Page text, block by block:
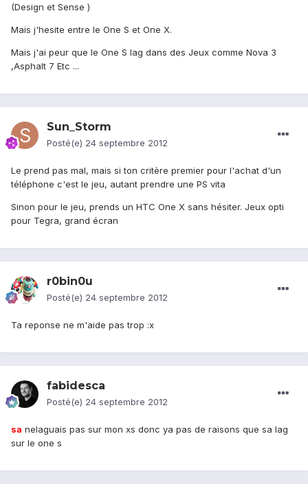
(Design et Sense )
Mais j'hesite entre le One S et One X.
Mais j'ai peur que le One S lag dans des Jeux comme Nova 3
,Asphalt 7 Etc ...
Sun_Storm
Posté(e) 24 septembre 2012
Le prend pas mal, mais si ton critère premier pour l'achat d'un
téléphone c'est le jeu, autant prendre une PS vita
Sinon pour le jeu, prends un HTC One X sans hésiter. Jeux opti
pour Tegra, grand écran
r0bin0u
Posté(e) 24 septembre 2012
Ta reponse ne m'aide pas trop :x
fabidesca
Posté(e) 24 septembre 2012
sa nelaguais pas sur mon xs donc ya pas de raisons que sa lag
sur le one s